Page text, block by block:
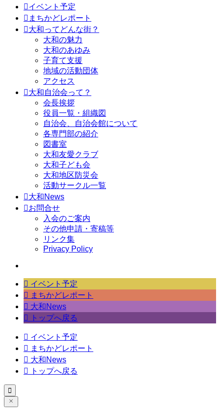
イベント予定
 まちかどレポート
大和ってどんな街？
大和の魅力
大和のあゆみ
子育て支援
地域の活動団体
アクセス
大和自治会って？
会長挨拶
役員一覧・組織図
自治会、自治会館について
各専門部の紹介
図書室
大和友愛クラブ
大和子ども会
大和地区防災会
活動サークル一覧
大和News
お問合せ
入会のご案内
その他申請・寄稿等
リンク集
Privacy Policy
 イベント予定
 まちかどレポート
 大和News

トップへ戻る
 イベント予定
 まちかどレポート
 大和News

トップへ戻る
